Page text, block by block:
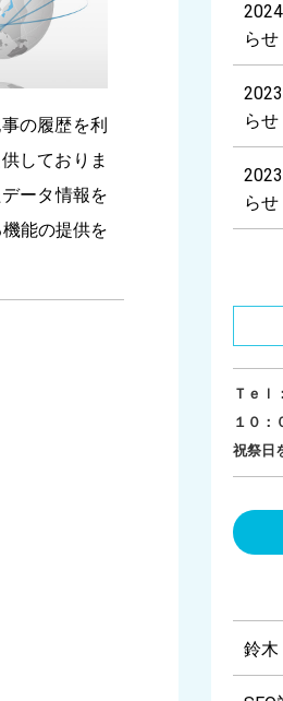
の履歴を利
しておりま
ータ情報を
能の提供を
らせ
らせ
らせ
Ｔｅｌ
１０：
祝祭日
鈴木